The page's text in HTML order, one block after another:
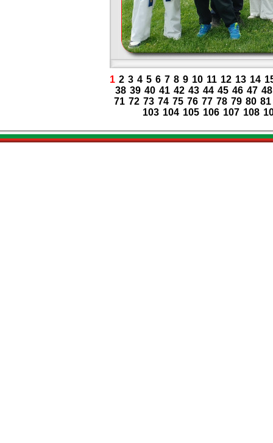
1 2 3 4 5 6 7 8 9 10 11 12 13 14
38 39 40 41 42 43 44 45 46 47 48
71 72 73 74 75 76 77 78 79 80 81
103 104 105 106 107 108